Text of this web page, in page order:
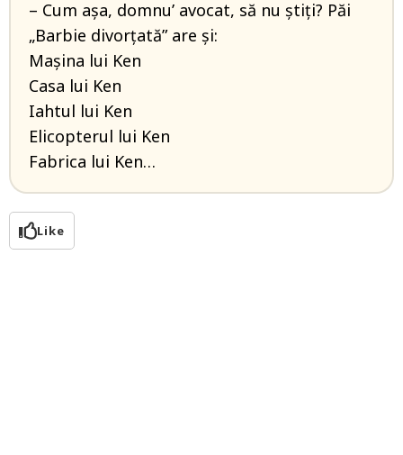
– Cum așa, domnu’ avocat, să nu știți? Păi
„Barbie divorțată” are și:
Mașina lui Ken
Casa lui Ken
Iahtul lui Ken
Elicopterul lui Ken
Fabrica lui Ken…
Like